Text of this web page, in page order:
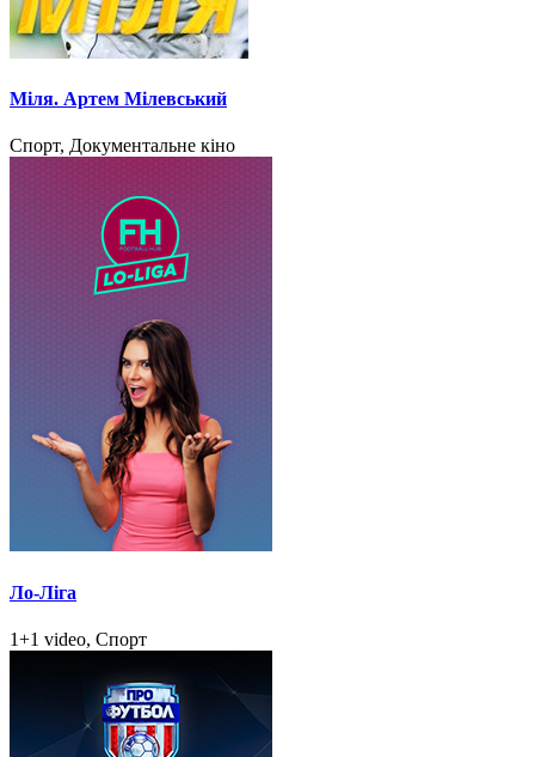
Міля. Артем Мілевський
Спорт, Документальне кіно
Ло-Ліга
1+1 video, Спорт